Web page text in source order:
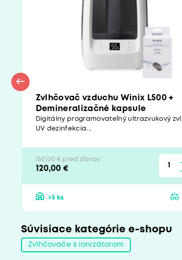
Zvlhčovač vzduchu Winix L500 +
Demineralizačné kapsule
Digitálny programovateľný ultrazvukový
UV dezinfekcia...
160,00 € pred zľavou
120,00 €
>5 ks
Súvisiace kategórie e-shopu
Zvlhčovače s ionizátorom